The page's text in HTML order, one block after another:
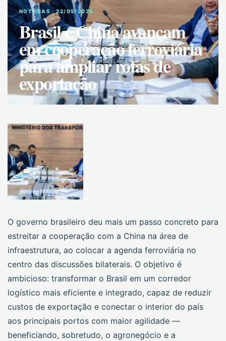
NOTíCIAS · 22/05/2025
Brasil e China avançam
em cooperação ferroviária
para ampliar rotas de
exportação
O governo brasileiro deu mais um passo concreto para
estreitar a cooperação com a China na área de
infraestrutura, ao colocar a agenda ferroviária no
centro das discussões bilaterais. O objetivo é
ambicioso: transformar o Brasil em um corredor
logístico mais eficiente e integrado, capaz de reduzir
custos de exportação e conectar o interior do país
aos principais portos com maior agilidade —
beneficiando, sobretudo, o agronegócio e a